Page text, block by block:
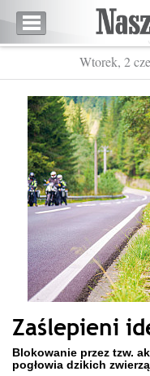
Wtorek, 2
Zaślepieni
Blokowanie przez tzw.
pogłowia dzikich